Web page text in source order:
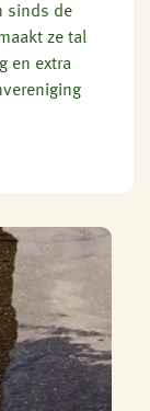
sinds de
ze tal
en extra